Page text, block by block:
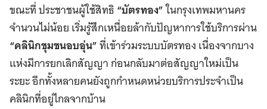
ขณะที่ ประชาชนผู้ใช้สิทธิ“บัตรทอง”ในกรุงเทพมหานคร
จำนวนไม่น้อย เริ่มรู้สึกเหนื่อยล้ากับปัญหาการใช้บริการผ่าน
“คลินิกชุมชนอบอุ่น”ที่เข้าร่วมระบบบัตรทอง เนื่องจากบาง
แห่งมีการยกเลิกสัญญา ก่อนกลับมาต่อสัญญาใหม่เป็น
ระยะ อีกทั้งหลายคนยังถูกกำหนดหน่วยบริการประจำเป็น
คลินิกที่อยู่ไกลจากบ้าน